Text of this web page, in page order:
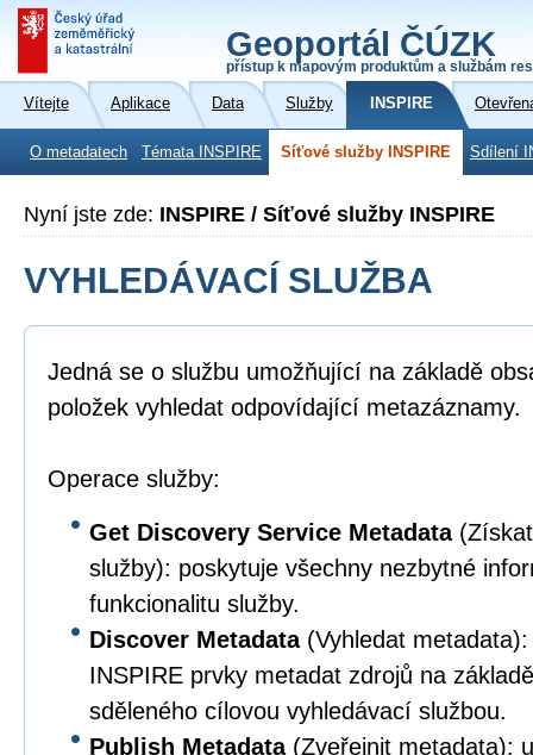
Geoportál ČÚZK
přístup k mapovým produktům a službám
Vítejte Aplikace Data Služby INSPIRE
O metadatech Témata INSPIRE Síťové služby INSPIRE Sdílení
Nyní jste zde: INSPIRE / Síťové služby INSPIRE
VYHLEDÁVACÍ SLUŽBA
Jedná se o službu umožňující na základě
položek vyhledat odpovídající metazáznamy.
Operace služby:
Get Discovery Service Metadata(Získat
služby): poskytuje všechny nezbytné
funkcionalitu služby.
Discover Metadata(Vyhledat
INSPIRE prvky metadat zdrojů na
sděleného cílovou vyhledávací službou.
Publish Metadata(Zveřejnit metadata):